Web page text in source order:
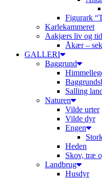
Figurark
Karlekammeret
Aakjærs liv og tid
Åkær –
GALLERI
Baggrund
Salling
Naturen
Vilde urter
Vilde dyr
Engen
Heden
Skov, træ
Landbrug
Husdyr